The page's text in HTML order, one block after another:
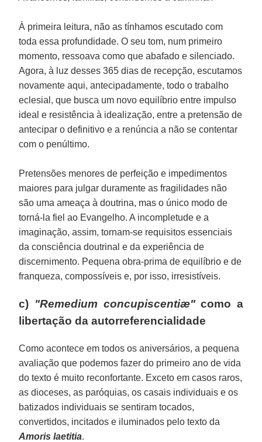
À primeira leitura, não as tínhamos escutado com
toda essa profundidade. O seu tom, num primeiro
momento, ressoava como que abafado e silenciado.
Agora, à luz desses 365 dias de recepção, escutamos
novamente aqui, antecipadamente, todo o trabalho
eclesial, que busca um novo equilíbrio entre impulso
ideal e resistência à idealização, entre a pretensão de
antecipar o definitivo e a renúncia a não se contentar
com o penúltimo.
Pretensões menores de perfeição e impedimentos
maiores para julgar duramente as fragilidades não
são uma ameaça à doutrina, mas o único modo de
torná-la fiel ao Evangelho. A incompletude e a
imaginação, assim, tornam-se requisitos essenciais
da consciência doutrinal e da experiência de
discernimento. Pequena obra-prima de equilíbrio e de
franqueza, compossíveis e, por isso, irresistíveis.
c) "Remedium concupiscentiæ"como a
libertação da autorreferencialidade
Como acontece em todos os aniversários, a pequena
avaliação que podemos fazer do primeiro ano de vida
do texto é muito reconfortante. Exceto em casos raros,
as dioceses, as paróquias, os casais individuais e os
batizados individuais se sentiram tocados,
convertidos, incitados e iluminados pelo texto da
Amoris laetitia.